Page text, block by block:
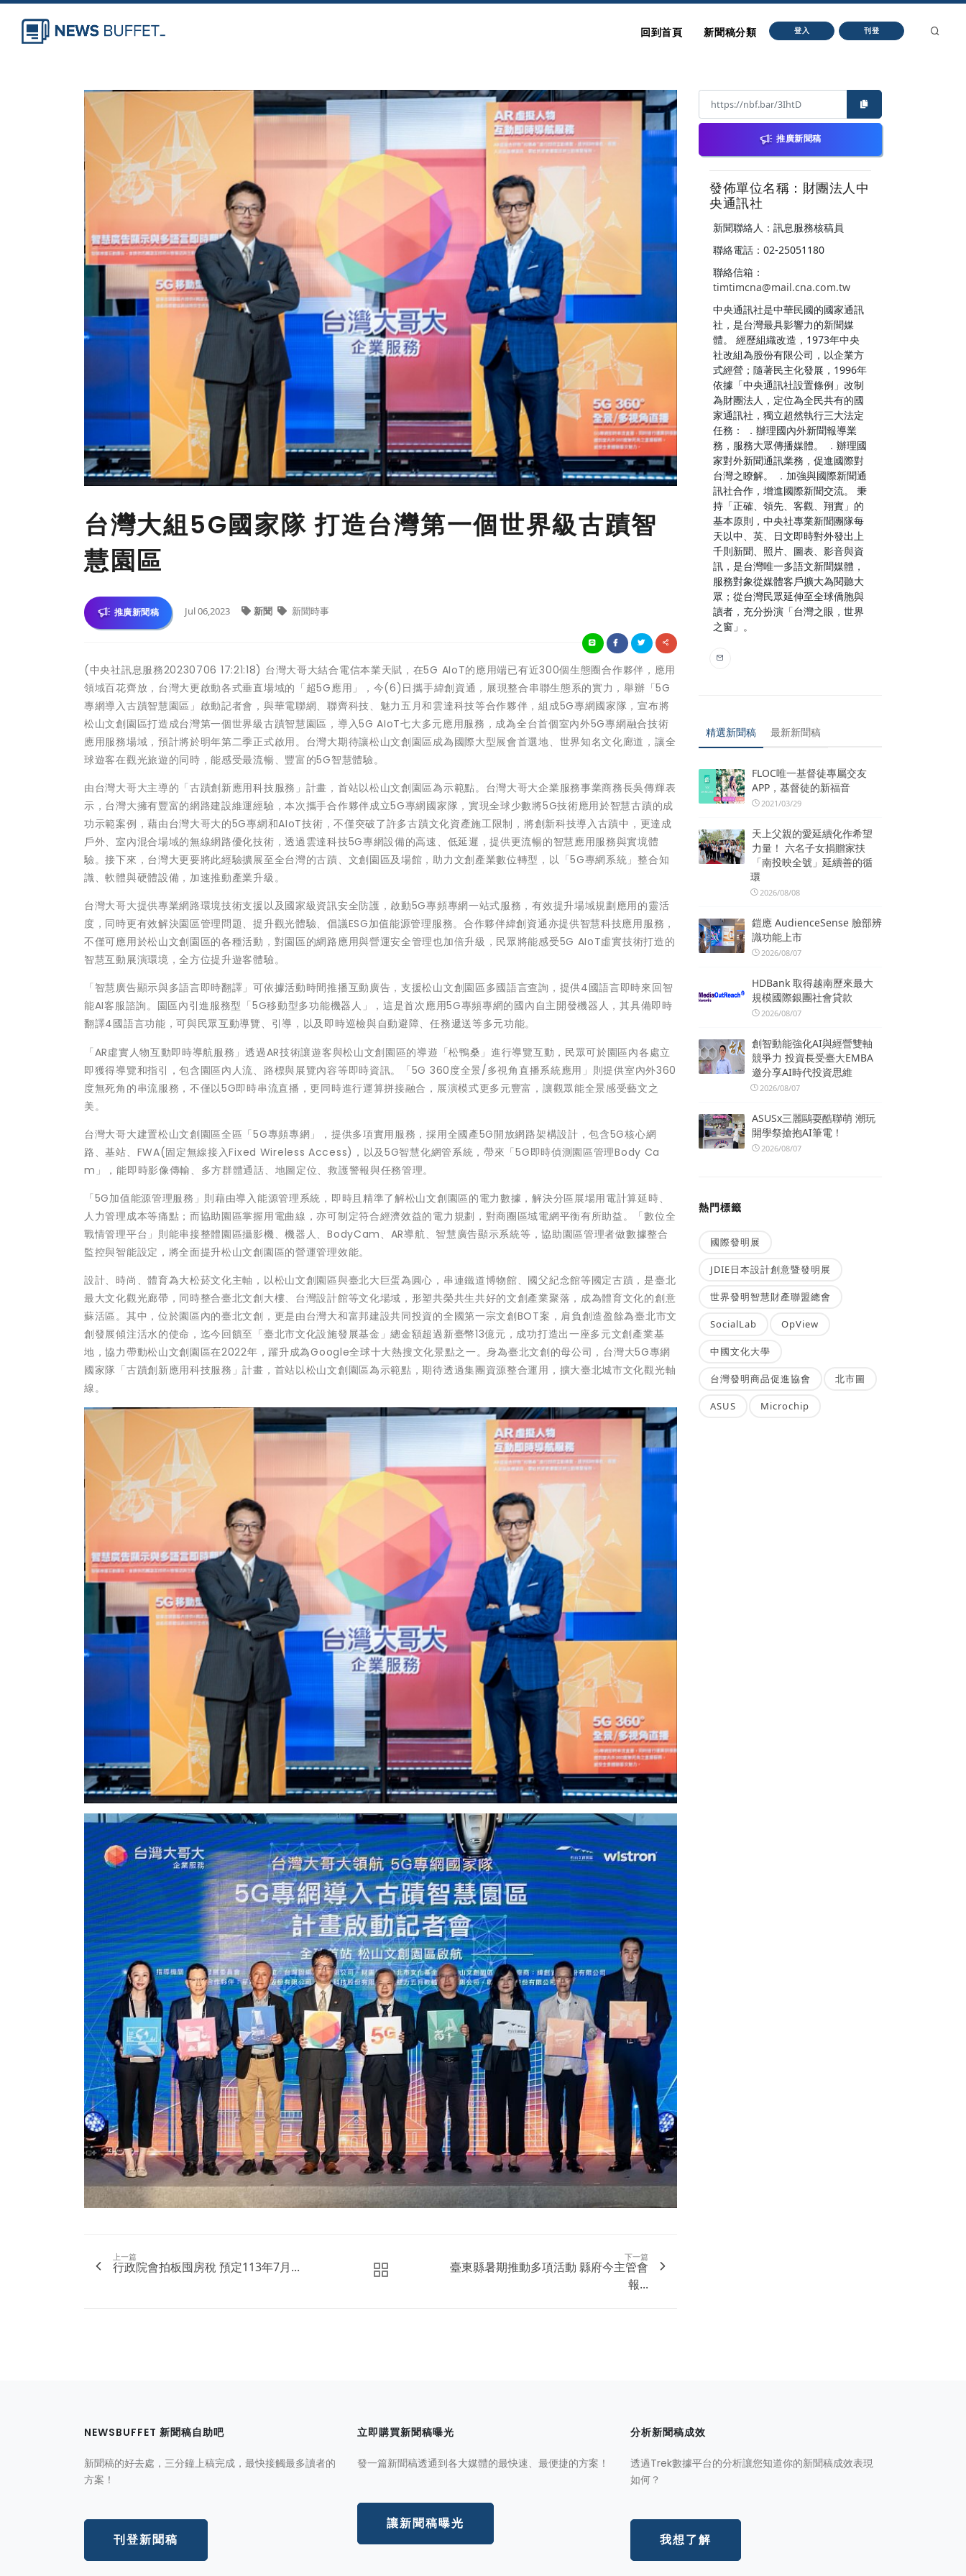
回到首頁 新聞稿分類 登入 刊登
台灣大組5G國家隊 打造台灣第一個世界級古蹟智
慧園區
推廣新聞稿 Jul 06,2023 新聞 新聞時事
(中央社訊息服務20230706 17:21:18) 台灣大哥大結合電信本業天賦，在5G AIoT的應用端已有近300個生態圈合作夥伴，應用
領域百花齊放，台灣大更啟動各式垂直場域的「超5G應用」，今(6)日攜手緯創資通，展現整合串聯生態系的實力，舉辦「5G
專網導入古蹟智慧園區」啟動記者會，與華電聯網、聯齊科技、魅力五月和雲達科技等合作夥伴，組成5G專網國家隊，宣布將
松山文創園區打造成台灣第一個世界級古蹟智慧園區，導入5G AIoT七大多元應用服務，成為全台首個室內外5G專網融合技術
應用服務場域，預計將於明年第二季正式啟用。台灣大期待讓松山文創園區成為國際大型展會首選地、世界知名文化廊道，讓全
球遊客在觀光旅遊的同時，能感受最流暢、豐富的5G智慧體驗。
由台灣大哥大主導的「古蹟創新應用科技服務」計畫，首站以松山文創園區為示範點。台灣大哥大企業服務事業商務長吳傳輝表
示，台灣大擁有豐富的網路建設維運經驗，本次攜手合作夥伴成立5G專網國家隊，實現全球少數將5G技術應用於智慧古蹟的成
功示範案例，藉由台灣大哥大的5G專網和AIoT技術，不僅突破了許多古蹟文化資產施工限制，將創新科技導入古蹟中，更達成
戶外、室內混合場域的無線網路優化技術，透過雲達科技5G專網設備的高速、低延遲，提供更流暢的智慧應用服務與實境體
驗。接下來，台灣大更要將此經驗擴展至全台灣的古蹟、文創園區及場館，助力文創產業數位轉型，以「5G專網系統」整合知
識、軟體與硬體設備，加速推動產業升級。
台灣大哥大提供專業網路環境技術支援以及國家級資訊安全防護，啟動5G專頻專網一站式服務，有效提升場域規劃應用的靈活
度，同時更有效解決園區管理問題、提升觀光體驗、倡議ESG加值能源管理服務。合作夥伴緯創資通亦提供智慧科技應用服務，
不僅可應用於松山文創園區的各種活動，對園區的網路應用與營運安全管理也加倍升級，民眾將能感受5G AIoT虛實技術打造的
智慧互動展演環境，全方位提升遊客體驗。
「智慧廣告顯示與多語言即時翻譯」可依據活動時間推播互動廣告，支援松山文創園區多國語言查詢，提供4國語言即時來回智
能AI客服諮詢。園區內引進服務型「5G移動型多功能機器人」，這是首次應用5G專頻專網的國內自主開發機器人，其具備即時
翻譯4國語言功能，可與民眾互動導覽、引導，以及即時巡檢與自動避障、任務遞送等多元功能。
「AR虛實人物互動即時導航服務」透過AR技術讓遊客與松山文創園區的導遊「松鴨桑」進行導覽互動，民眾可於園區內各處立
即獲得導覽和指引，包含園區內人流、路標與展覽內容等即時資訊。「5G 360度全景/多視角直播系統應用」則提供室內外360
度無死角的串流服務，不僅以5G即時串流直播，更同時進行運算拼接融合，展演模式更多元豐富，讓觀眾能全景感受藝文之
美。
台灣大哥大建置松山文創園區全區「5G專頻專網」，提供多項實用服務，採用全國產5G開放網路架構設計，包含5G核心網
路、基站、FWA(固定無線接入Fixed Wireless Access)，以及5G智慧化網管系統，帶來「5G即時偵測園區管理Body Ca
m」，能即時影像傳輸、多方群體通話、地圖定位、救護警報與任務管理。
「5G加值能源管理服務」則藉由導入能源管理系統，即時且精準了解松山文創園區的電力數據，解決分區展場用電計算延時、
人力管理成本等痛點；而協助園區掌握用電曲線，亦可制定符合經濟效益的電力規劃，對商圈區域電網平衡有所助益。「數位全
戰情管理平台」則能串接整體園區攝影機、機器人、BodyCam、AR導航、智慧廣告顯示系統等，協助園區管理者做數據整合
監控與智能設定，將全面提升松山文創園區的營運管理效能。
設計、時尚、體育為大松菸文化主軸，以松山文創園區與臺北大巨蛋為圓心，串連鐵道博物館、國父紀念館等國定古蹟，是臺北
最大文化觀光廊帶，同時整合臺北文創大樓、台灣設計館等文化場域，形塑共榮共生共好的文創產業聚落，成為體育文化的創意
蘇活區。其中，位於園區內的臺北文創，更是由台灣大和富邦建設共同投資的全國第一宗文創BOT案，肩負創造盈餘為臺北市文
創發展傾注活水的使命，迄今回饋至「臺北市文化設施發展基金」總金額超過新臺幣13億元，成功打造出一座多元文創產業基
地，協力帶動松山文創園區在2022年，躍升成為Google全球十大熱搜文化景點之一。身為臺北文創的母公司，台灣大5G專網
國家隊「古蹟創新應用科技服務」計畫，首站以松山文創園區為示範點，期待透過集團資源整合運用，擴大臺北城市文化觀光軸
線。
上一篇
行政院會拍板囤房稅 預定113年7月...
下一篇
臺東縣暑期推動多項活動 縣府今主管會
報...
推廣新聞稿
發佈單位名稱：財團法人中
央通訊社
新聞聯絡人：訊息服務核稿員
聯絡電話：02-25051180
聯絡信箱：
timtimcna@mail.cna.com.tw
中央通訊社是中華民國的國家通訊
社，是台灣最具影響力的新聞媒
體。 經歷組織改造，1973年中央
社改組為股份有限公司，以企業方
式經營；隨著民主化發展，1996年
依據「中央通訊社設置條例」改制
為財團法人，定位為全民共有的國
家通訊社，獨立超然執行三大法定
任務： ．辦理國內外新聞報導業
務，服務大眾傳播媒體。 ．辦理國
家對外新聞通訊業務，促進國際對
台灣之瞭解。 ．加強與國際新聞通
訊社合作，增進國際新聞交流。 秉
持「正確、領先、客觀、翔實」的
基本原則，中央社專業新聞團隊每
天以中、英、日文即時對外發出上
千則新聞、照片、圖表、影音與資
訊，是台灣唯一多語文新聞媒體，
服務對象從媒體客戶擴大為閱聽大
眾；從台灣民眾延伸至全球僑胞與
讀者，充分扮演「台灣之眼，世界
之窗」。
精選新聞稿 最新新聞稿
FLOC唯一基督徒專屬交友
APP，基督徒的新福音
2021/03/29
天上父親的愛延續化作希望
力量！ 六名子女捐贈家扶
「南投映全號」延續善的循
環
2026/08/08
鎧應 AudienceSense 臉部辨
識功能上市
2026/08/07
HDBank 取得越南歷來最大
規模國際銀團社會貸款
2026/08/07
創智動能強化AI與經營雙軸
競爭力 投資長受臺大EMBA
邀分享AI時代投資思維
2026/08/07
ASUSx三麗鷗耍酷聯萌 潮玩
開學祭搶抱AI筆電！
2026/08/07
熱門標籤
國際發明展
JDIE日本設計創意暨發明展
世界發明智慧財產聯盟總會
SocialLab OpView
中國文化大學
台灣發明商品促進協會 北市圖
ASUS Microchip
NEWSBUFFET 新聞稿自助吧
新聞稿的好去處，三分鐘上稿完成，最快接觸最多讀者的
方案！
刊登新聞稿
立即購買新聞稿曝光
發一篇新聞稿透通到各大媒體的最快速、最便捷的方案！
讓新聞稿曝光
分析新聞稿成效
透過Trek數據平台的分析讓您知道你的新聞稿成效表現
如何？
我想了解